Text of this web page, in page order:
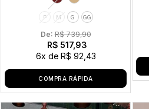
P M G GG
De: R$ 739,90
R$ 517,93
6x de R$ 92,43
COMPRA RÁPIDA